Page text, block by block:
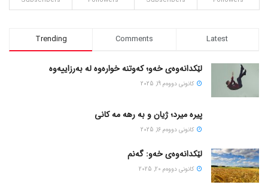
Trending Comments Latest
لێکدانەوەی خەو؛ کەوتنە خوارەوە لە بەرزاییەوە
كانونی دووه‌م 19, 2025
پیره میرد؛ ژیان و به رهه مه کانی
كانونی دووه‌م 16, 2025
لێکدانەوەی خەو: گەنم
كانونی دووه‌م 20, 2025